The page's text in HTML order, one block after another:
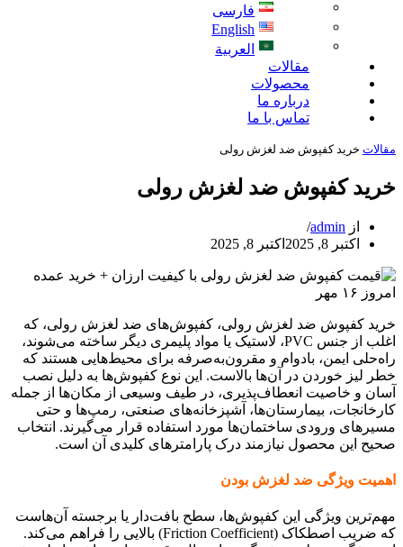
فارسی
English
العربية
مقالات
محصولات
درباره ما
تماس با ما
مقالات خرید کفپوش ضد لغزش رولی
خرید کفپوش ضد لغزش رولی
از admin
اکتبر 8, 2025
اکتبر 8, 2025
خرید کفپوش ضد لغزش رولی، کفپوش‌های ضد لغزش رولی، که
اغلب از جنس PVC، لاستیک یا مواد پلیمری دیگر ساخته می‌شوند،
راه‌حلی ایمن، بادوام و مقرون‌به‌صرفه برای محیط‌هایی هستند که
خطر لیز خوردن در آن‌ها بالاست. این نوع کفپوش‌ها به دلیل نصب
آسان و خاصیت انعطاف‌پذیری، در طیف وسیعی از مکان‌ها از جمله
کارخانجات، بیمارستان‌ها، آشپزخانه‌های صنعتی، رمپ‌ها و حتی
مسیرهای ورودی ساختمان‌ها مورد استفاده قرار می‌گیرند. انتخاب
صحیح این محصول نیازمند درک پارامترهای کلیدی آن است.
اهمیت ویژگی ضد لغزش بودن
مهم‌ترین ویژگی این کفپوش‌ها، سطح بافت‌دار یا برجسته آن‌هاست
که ضریب اصطکاک (Friction Coefficient) بالایی را فراهم می‌کند.